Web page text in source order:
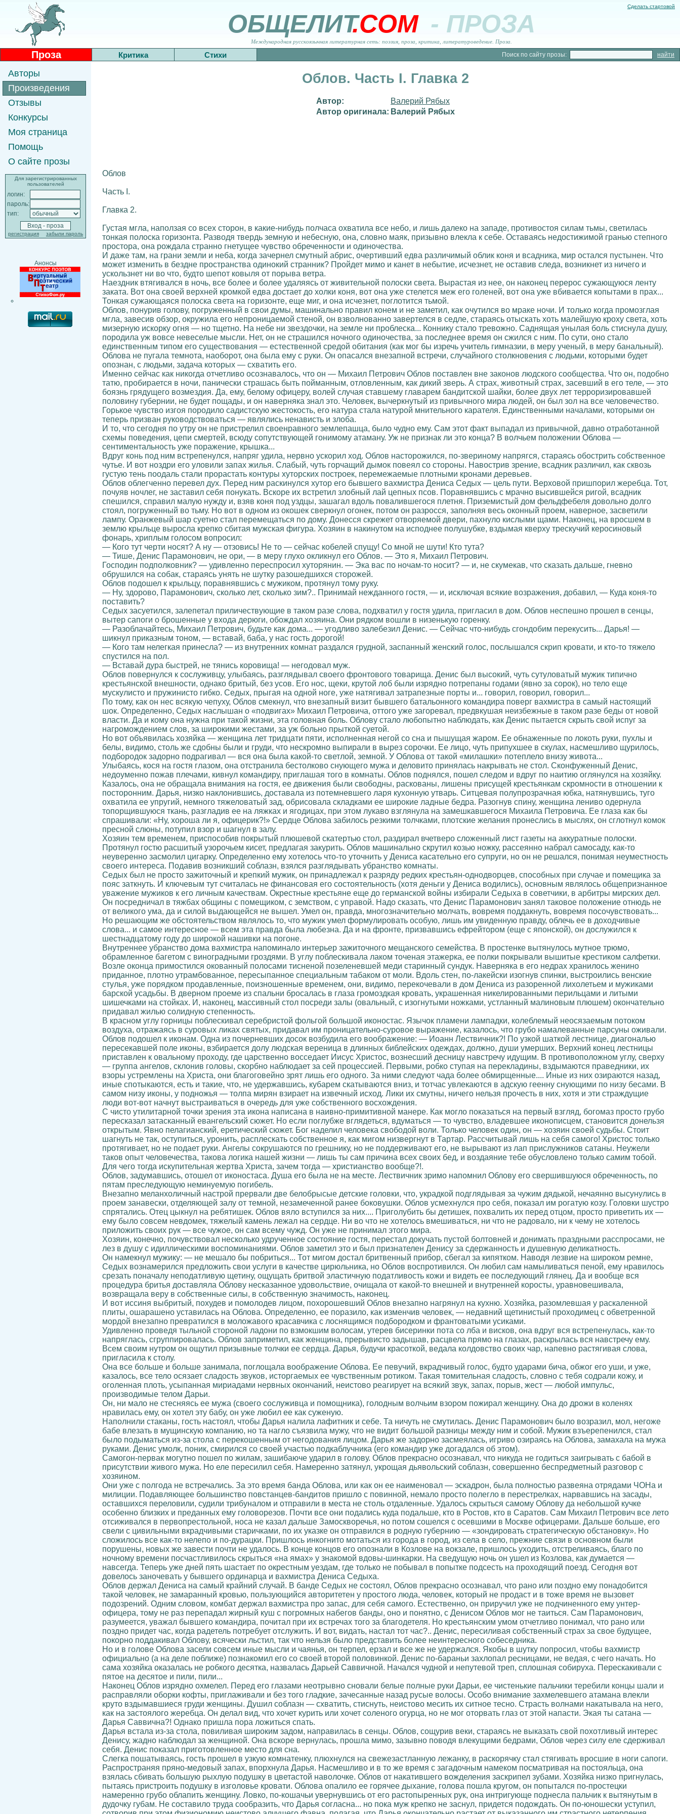
Сделать стартовой
ОБЩЕЛИТ.COM - ПРОЗА
Международная русскоязычная литературная сеть: поэзия, проза, критика, литературоведение. Проза.
Проза Критика Стихи Поиск по сайту прозы:
Авторы
Произведения
Отзывы
Конкурсы
Моя страница
Помощь
О сайте прозы
Для зарегистрированных
пользователей
логин:
пароль:
тип:
регистрация забыли пароль
Анонсы
Облов. Часть I. Главка 2
Автор:
Валерий Рябых
Автор оригинала: Валерий Рябых
Облов
Часть I.
Главка 2.
Густая мгла, наползая со всех сторон, в какие-нибудь полчаса охватила все небо, и лишь далеко на западе, противостоя силам тьмы, светилась
тонкая полоска горизонта. Разводя твердь земную и небесную, она, словно маяк, призывно влекла к себе. Оставаясь недостижимой гранью степного
простора, она рождала странно гнетущее чувство обреченности и одиночества.
И даже там, на грани земли и неба, когда зачернел смутный абрис, очертивший едва различимый облик коня и всадника, мир остался пустынен. Что
может изменить в бездне пространства одинокий странник? Пройдет мимо и канет в небытие, исчезнет, не оставив следа, возникнет из ничего и
ускользнет ни во что, будто шепот ковыля от порыва ветра.
Наездник втягивался в ночь, все более и более удаляясь от живительной полоски света. Вырастая из нее, он наконец перерос сужающуюся ленту
заката. Вот она своей верхней кромкой едва достает до холки коня, вот она уже стелется меж его голеней, вот она уже вбивается копытами в прах...
Тонкая сужающаяся полоска света на горизонте, еще миг, и она исчезнет, поглотится тьмой.
Облов, понурив голову, погруженный в свои думы, машинально правил конем и не заметил, как очутился во мраке ночи. И только когда промозглая
мгла, завесив обзор, окружила его непроницаемой стеной, он взволнованно завертелся в седле, стараясь отыскать хоть малейшую кроху света, хоть
мизерную искорку огня — но тщетно. На небе ни звездочки, на земле ни проблеска... Коннику стало тревожно. Саднящая унылая боль стиснула душу,
породила уж вовсе невеселые мысли. Нет, он не страшился ночного одиночества, за последнее время он сжился с ним. По сути, оно стало
единственным типом его существования — естественной средой обитания (как мог бы изречь учитель гимназии, в меру ученый, в меру банальный).
Облова не пугала темнота, наоборот, она была ему с руки. Он опасался внезапной встречи, случайного столкновения с людьми, которыми будет
опознан, с людьми, задача которых — схватить его.
Именно сейчас как никогда отчетливо осознавалось, что он — Михаил Петрович Облов поставлен вне законов людского сообщества. Что он, подобно
татю, пробирается в ночи, панически страшась быть пойманным, отловленным, как дикий зверь. А страх, животный страх, засевший в его теле, — это
боязнь грядущего возмездия. Да, ему, белому офицеру, волей случая ставшему главарем бандитской шайки, более двух лет терроризировавшей
половину губернии, не будет пощады, и он наверняка знал это. Человек, вычеркнутый из привычного мира людей, он был зол на все человечество.
Горькое чувство изгоя породило садистскую жестокость, его натура стала натурой мнительного карателя. Единственными началами, которыми он
теперь призван руководствоваться — являлись ненависть и злоба.
И то, что сегодня по утру он не пристрелил своенравного землепашца, было чудно ему. Сам этот факт выпадал из привычной, давно отработанной
схемы поведения, цепи смертей, всюду сопутствующей гонимому атаману. Уж не признак ли это конца? В волчьем положении Облова —
сентиментальность уже поражение, крышка...
Вдруг конь под ним встрепенулся, напряг удила, нервно ускорил ход. Облов насторожился, по-звериному напрягся, стараясь обострить собственное
чутье. И вот ноздри его уловили запах жилья. Слабый, чуть горчащий дымок повеял со стороны. Навострив зрение, всадник различил, как сквозь
густую тень поодаль стали прорастать контуры хуторских построек, перемежаемые плотными кронами деревьев.
Облов облегченно перевел дух. Перед ним раскинулся хутор его бывшего вахмистра Дениса Седых — цель пути. Верховой пришпорил жеребца. Тот,
почуяв ночлег, не заставил себя понукать. Вскоре их встретил злобный лай цепных псов. Поравнявшись с мрачно высившейся ригой, всадник
спешился, справил малую нужду и, взяв коня под уздцы, зашагал вдоль повалившегося плетня. Приземистый дом фельдфебеля довольно долго
стоял, погруженный во тьму. Но вот в одном из окошек сверкнул огонек, потом он разросся, заполняя весь оконный проем, наверное, засветили
лампу. Оранжевый шар суетно стал перемещаться по дому. Донесся скрежет отворяемой двери, пахнуло кислыми щами. Наконец, на вросшем в
землю крыльце выросла крепко сбитая мужская фигура. Хозяин в накинутом на исподнее полушубке, вздымая кверху трескучий керосиновый
фонарь, хриплым голосом вопросил:
— Кого тут черти носят? А ну — отзовись! Не то — сейчас кобелей спущу! Со мной не шути! Кто тута?
— Тише, Денис Парамонович, не ори, — в меру глухо окликнул его Облов. — Это я, Михаил Петрович.
Господин подполковник? — удивленно переспросил хуторянин. — Эка вас по ночам-то носит? — и, не скумекав, что сказать дальше, гневно
обрушился на собак, стараясь унять не шутку разошедшихся сторожей.
Облов подошел к крыльцу, поравнявшись с мужиком, протянул тому руку.
— Ну, здорово, Парамонович, сколько лет, сколько зим?.. Принимай нежданного гостя, — и, исключая всякие возражения, добавил, — Куда коня-то
поставить?
Седых засуетился, залепетал приличествующие в таком разе слова, подхватил у гостя удила, пригласил в дом. Облов неспешно прошел в сенцы,
вытер сапоги о брошенные у входа дерюги, обождал хозяина. Они рядком вошли в низенькую горенку.
— Разоблачайтесь, Михаил Петрович, будьте как дома... — угодливо залебезил Денис. — Сейчас что-нибудь сгондобим перекусить... Дарья! —
шикнул приказным тоном, — вставай, баба, у нас гость дорогой!
— Кого там нелегкая принесла? — из внутренних комнат раздался грудной, заспанный женский голос, послышался скрип кровати, и кто-то тяжело
спустился на пол.
— Вставай дура быстрей, не тянись коровища! — негодовал муж.
Облов повернулся к сослуживцу, улыбаясь, разглядывал своего фронтового товарища. Денис был высокий, чуть сутуловатый мужик типично
крестьянской внешности, однако бритый, без усов. Его нос, щеки, крутой лоб были изрядно потрепаны годами (явно за сорок), но тело еще
мускулисто и пружинисто гибко. Седых, прыгая на одной ноге, уже натягивал затрапезные порты и... говорил, говорил, говорил...
По тому, как он нес всякую чепуху, Облов смекнул, что внезапный визит бывшего батальонного командира поверг вахмистра в самый настоящий
шок. Определенно, Седых наслышан о «подвигах» Михаил Петровича, оттого уже загоревал, предвкушая неизбежные в таком разе беды от новой
власти. Да и кому она нужна при такой жизни, эта головная боль. Облову стало любопытно наблюдать, как Денис пытается скрыть свой испуг за
нагромождением слов, за широкими жестами, за уж больно прыткой суетой.
Но вот объявилась хозяйка — женщина лет тридцати пяти, исполненная негой со сна и пышущая жаром. Ее обнаженные по локоть руки, пухлы и
белы, видимо, столь же сдобны были и груди, что нескромно выпирали в вырез сорочки. Ее лицо, чуть припухшее в скулах, насмешливо щурилось,
подбородок задорно подрагивал — вся она была какой-то светлой, земной. У Облова от такой «милашки» потеплело внизу живота...
Улыбаясь, кося на гостя глазом, она отстранила бестолково снующего мужа и деловито принялась накрывать не стол. Сконфуженный Денис,
недоуменно пожав плечами, кивнул командиру, приглашая того в комнаты. Облов поднялся, пошел следом и вдруг по наитию оглянулся на хозяйку.
Казалось, она не обращала внимания на гостя, ее движения были свободны, раскованы, лишены присущей крестьянкам скромности в отношении к
посторонним. Дарья, низко наклонившись, доставала из потемневшего ларя кухонную утварь. Ситцевая полупрозрачная юбка, натянувшись, туго
охватила ее упругий, немного тяжеловатый зад, обрисовала складками ее широкие ладные бедра. Разогнув спину, женщина лениво одернула
топорщившуюся ткань, разгладив ее на ляжках и ягодицах, при этом лукаво взглянула на замешкавшегося Михаила Петровича. Ее глаза как бы
спрашивали: «Ну, хороша ли я, офицерик?!» Сердце Облова забилось резкими толчками, плотские желания пронеслись в мыслях, он сглотнул комок
пресной слюны, потупил взор и шагнул в залу.
Хозяин тем временем, приспособив покрытый плюшевой скатертью стол, раздирал вчетверо сложенный лист газеты на аккуратные полоски.
Протянул гостю расшитый узорочьем кисет, предлагая закурить. Облов машинально скрутил козью ножку, рассеянно набрал самосаду, как-то
неуверенно засмолил цигарку. Определенно ему хотелось что-то уточнить у Дениса касательно его супруги, но он не решался, понимая неуместность
своего интереса. Подавив возникший соблазн, взялся разглядывать убранство комнаты.
Седых был не просто зажиточный и крепкий мужик, он принадлежал к разряду редких крестьян-однодворцев, способных при случае и помещика за
пояс заткнуть. И ключевым тут считалась не финансовая его состоятельность (хотя деньги у Дениса водились), основным являлось общепризнанное
уважение мужиков к его личным качествам. Окрестные крестьяне еще до германской войны избирали Седыха в советчики, в арбитры мирских дел.
Он посредничал в тяжбах общины с помещиком, с земством, с управой. Надо сказать, что Денис Парамонович занял таковое положение отнюдь не
от великого ума, да и силой выдающейся не вышел. Умел он, правда, многозначительно молчать, вовремя поддакнуть, вовремя посочувствовать...
Но решающим же обстоятельством являлось то, что мужик умел формулировать особую, лишь им увиденную правду, облечь ее в доходчивые
слова... и самое интересное — всем эта правда была любезна. Да и на фронте, призвавшись ефрейтором (еще с японской), он дослужился к
шестнадцатому году до широкой нашивки на погоне.
Внутреннее убранство дома вахмистра напоминало интерьер зажиточного мещанского семейства. В простенке вытянулось мутное трюмо,
обрамленное багетом с виноградными гроздями. В углу поблескивала лаком точеная этажерка, ее полки покрывали вышитые крестиком салфетки.
Возле оконца примостился окованный полосами тисненой позеленевшей меди старинный сундук. Наверняка в его недрах хранилось женино
приданное, плотно утрамбованное, пересыпанное специальным табаком от моли. Вдоль стен, по-лакейски изогнув спинки, выстроились венские
стулья, уже порядком продавленные, поизношенные временем, они, видимо, перекочевали в дом Дениса из разоренной лихолетьем и мужиками
барской усадьбы. В дверном проеме из спальни бросалась в глаза громоздкая кровать, украшенная никелированными перильцами и литыми
шишечками на стойках. И, наконец, массивный стол посреди залы (овальный, с изогнутыми ножками, устланный малиновым плюшем) окончательно
придавал жилью солидную степенность.
В красном углу горницы поблескивал серебристой фольгой большой иконостас. Язычок пламени лампадки, колеблемый неосязаемым потоком
воздуха, отражаясь в суровых ликах святых, придавал им проницательно-суровое выражение, казалось, что грубо намалеванные парсуны оживали.
Облов подошел к иконам. Одна из почерневших досок возбудила его воображение: — Иоанн Лествичник?! По узкой шаткой лестнице, диагональю
пересекавшей поле иконы, взбирается долу людская вереница в длинных библейских одеждах, должно, души умерших. Верхний конец лестницы
приставлен к овальному проходу, где царственно восседает Иисус Христос, вознесший десницу навстречу идущим. В противоположном углу, сверху
— группа ангелов, склонив головы, скорбно наблюдает за сей процессией. Первыми, робко ступая на перекладины, вздымаются праведники, их
взоры устремлены на Христа, они благоговейно зрят лишь его одного. За ними следуют чада более обмирщенные.... Иные из них озираются назад,
иные спотыкаются, есть и такие, что, не удержавшись, кубарем скатываются вниз, и тотчас увлекаются в адскую геенну снующими по низу бесами. В
самом низу иконы, у подножья — толпа мирян взирает на извечный исход. Лики их смутны, ничего нельзя прочесть в них, хотя и эти страждущие
люди вот-вот начнут выстраиваться в очередь для уже собственного восхождения.
С чисто утилитарной точки зрения эта икона написана в наивно-примитивной манере. Как могло показаться на первый взгляд, богомаз просто грубо
пересказал затасканный евангельский сюжет. Но если поглубже вглядеться, вдуматься — то чувство, владевшее иконописцем, становится донельзя
открытым. Явно пелагианский, еретический сюжет. Бог наделил человека свободой воли. Только человек один, он — хозяин своей судьбы. Стоит
шагнуть не так, оступиться, уронить, расплескать собственное я, как мигом низвергнут в Тартар. Рассчитывай лишь на себя самого! Христос только
протягивает, но не подает руки. Ангелы сокрушаются по грешнику, но не поддерживают его, не вырывают из лап прислужников сатаны. Неужели
таков опыт человечества, такова логика нашей жизни — лишь ты сам причина всех своих бед, и воздаяние тебе обусловлено только самим тобой.
Для чего тогда искупительная жертва Христа, зачем тогда — христианство вообще?!.
Облов, задумавшись, отошел от иконостаса. Душа его была не на месте. Лествичник зримо напомнил Облову его свершившуюся обреченность, по
пятам преследующую неминуемую погибель.
Внезапно меланхоличный настрой прервали две белобрысые детские головки, что, украдкой подглядывая за чужим дядькой, нечаянно высунулись в
проем занавески, отделяющей залу от темной, незамеченной ранее боковушки. Облов усмехнулся про себя, показал им рогатую козу. Головки шустро
спрятались. Отец цыкнул на ребятишек. Облов вяло вступился за них.... Приголубить бы детишек, похвалить их перед отцом, просто приветить их —
ему было совсем невдомек, тяжелый камень лежал на сердце. Ни во что не хотелось вмешиваться, ни что не радовало, ни к чему не хотелось
приложить своих рук — все чужое, он сам всему чужд. Он уже не принимал этого мира.
Хозяин, конечно, почувствовал несколько удрученное состояние гостя, перестал докучать пустой болтовней и донимать праздными расспросами, не
лез в душу с идиллическими воспоминаниями. Облов заметил это и был признателен Денису за сдержанность и душевную деликатность.
Он намекнул мужику: — не мешало бы побриться... Тот мигом достал бритвенный прибор, сбегал за кипятком. Наводя лезвие на широком ремне,
Седых вознамерился предложить свои услуги в качестве цирюльника, но Облов воспротивился. Он любил сам намыливаться пеной, ему нравилось
срезать поначалу неподатливую щетину, ощущать бритвой эластичную податливость кожи и видеть ее последующий глянец. Да и вообще вся
процедура бритья доставляла Облову несказанное удовольствие, очищала от какой-то внешней и внутренней коросты, уравновешивала,
возвращала веру в собственные силы, в собственную значимость, наконец.
И вот иссиня выбритый, похудев и помолодев лицом, похорошевший Облов внезапно нагрянул на кухню. Хозяйка, разомлевшая у раскаленной
плиты, ошарашено уставилась на Облова. Определенно, ее поразило, как изменчив человек, — недавний щетинистый проходимец с обветренной
мордой внезапно превратился в моложавого красавчика с лоснящимся подбородком и франтоватыми усиками.
Удивленно проведя тыльной стороной ладони по взмокшим волосам, утерев бисеринки пота со лба и висков, она вдруг вся встрепенулась, как-то
напряглась, сгруппировалась. Облов заприметил, как женщина, прерывисто задышав, расцвела прямо на глазах, раскрылась вся навстречу ему.
Всем своим нутром он ощутил призывные толчки ее сердца. Дарья, будучи красоткой, ведала колдовство своих чар, напевно растягивая слова,
пригласила к столу.
Она все больше и больше занимала, поглощала воображение Облова. Ее певучий, вкрадчивый голос, будто ударами бича, обжог его уши, и уже,
казалось, все тело осязает сладость звуков, исторгаемых ее чувственным ротиком. Такая томительная сладость, словно с тебя содрали кожу, и
оголенная плоть, усыпанная мириадами нервных окончаний, неистово реагирует на всякий звук, запах, порыв, жест — любой импульс,
производимые телом Дарьи.
Он, ни мало не стесняясь ее мужа (своего сослуживца и помощника), голодным волчьим взором пожирал женщину. Она до дрожи в коленях
нравилась ему, он хотел эту бабу, он уже любил ее как суженую.
Наполнили стаканы, гость настоял, чтобы Дарья налила лафитник и себе. Та ничуть не смутилась. Денис Парамонович было возразил, мол, негоже
бабе влезать в мущинскую компанию, но та нагло съязвила мужу, что не видит большой разницы между ним и собой. Мужик взъерепенился, стал
было подыматься из-за стола с перекошенным от негодования лицом. Дарья же задорно засмеялась, игриво озираясь на Облова, замахала на мужа
руками. Денис умолк, поник, смирился со своей участью подкаблучника (его командир уже догадался об этом).
Самогон-первак могутно пошел по жилам, зашибаюче ударил в голову. Облов прекрасно осознавал, что никуда не годиться заигрывать с бабой в
присутствии живого мужа. Но еле пересилил себя. Намеренно затянул, укрощая дьявольский соблазн, совершенно беспредметный разговор с
хозяином.
Они уже с полгода не встречались. За это время банда Облова, или как он ее наименовал — эскадрон, была полностью развеяна отрядами ЧОНа и
милиции. Подавляющее большинство повстанцев-бандитов пришло с повинной, немало просто полегло в перестрелках, нарвавшись на засады,
оставшихся переловили, судили трибуналом и отправили в места не столь отдаленные. Удалось скрыться самому Облову да небольшой кучке
особенно близких и преданных ему головорезов. Почти все они подались куда подальше, кто в Ростов, кто в Саратов. Сам Михаил Петрович все лето
отсиживался в первопрестольной, носа не казал дальше Замоскворечья, но потом сошелся с осевшими в Москве офицерами. Дальше больше, его
свели с цивильными вкрадчивыми старичками, по их указке он отправился в родную губернию — «зондировать стратегическую обстановку». Но
сложилось все как-то нелепо и по-дурацки. Пришлось инкогнито мотаться из города в город, из села в село, прежние связи в основном были
порушены, новых же завести почти не удалось. В конце концов его опознали в Козлове на вокзале, пришлось уходить, отстреливаясь, благо по
ночному времени посчастливилось скрыться «на ямах» у знакомой вдовы-шинкарки. На сведущую ночь он ушел из Козлова, как думается —
навсегда. Теперь уже дней пять шастает по окрестным уездам, где только не побывал в попытке подсесть на проходящий поезд. Сегодня вот
довелось заночевать у бывшего ординарца и вахмистра Дениса Седыха.
Облов держал Дениса на самый крайний случай. В банде Седых не состоял, Облов прекрасно осознавал, что рано или поздно ему понадобится
такой человек, не замаранный кровью, пользующийся авторитетен у простого люда, человек, который не продаст и в тоже время не вызовет
подозрений. Одним словом, комбат держал вахмистра про запас, для себя самого. Естественно, он приручил уже не подчиненного ему унтер-
офицера, тому не раз перепадал жирный куш с погромных набегов банды, оно и понятно, с Денисом Облов мог не таиться. Сам Парамонович,
разумеется, уважал бывшего командира, почитал при их встречах того за благодетеля. Но крестьянским умом отчетливо понимал, что рано или
поздно придет час, когда радетель потребует отслужить. И вот, видать, настал тот час?.. Денис, пересиливая собственный страх за свое будущее,
покорно поддакивал Облову, всячески льстил, так что нельзя было представить более неинтересного собеседника.
Но и в голове Облова засели совсем иные мысли и чаянья, он терпел, ерзал и все же не удержался. Якобы в шутку попросил, чтобы вахмистр
официально (а на деле поближе) познакомил его со своей второй половинкой. Денис по-бараньи захлопал ресницами, не ведая, с чего начать. Но
сама хозяйка оказалась не робкого десятка, назвалась Дарьей Саввичной. Начался чудной и непутевой треп, сплошная собируха. Перескакивали с
пятое на десятое и пили, пили...
Наконец Облов изрядно охмелел. Перед его глазами неотрывно сновали белые полные руки Дарьи, ее чистенькие пальчики теребили концы шали и
расправляли оборки кофты, приглаживали и без того гладкие, зачесанные назад русые волосы. Особо внимание захмелевшего атамана влекли
круто вздымавшиеся груди женщины. Душил соблазн — схватить, стиснуть, неистово месить их ситное тесно. Страсть волнами накатывала на него,
как на застоялого жеребца. Он делал вид, что хочет курить или хочет соленого огурца, но не мог оторвать глаз от этой напасти. Экая ты сатана —
Дарья Саввична?! Однако пришла пора ложиться спать.
Дарья встала из-за стола, повиливая широким задом, направилась в сенцы. Облов, сощурив веки, стараясь не выказать свой похотливый интерес
Денису, жадно наблюдал за женщиной. Она вскоре вернулась, прошла мимо, зазывно поводя влекущими бедрами, Облов через силу еле сдерживал
себя. Денис показал приготовленное место для сна.
Слегка пошатываясь, гость прошел в узкую комнатенку, плюхнулся на свежезастланную лежанку, в раскорячку стал стягивать вросшие в ноги сапоги.
Распространяя пряно-медовый запах, впорхнула Дарья. Насмешливо и в то же время с загадочным намеком посматривая на постояльца, она
взялась сбивать большую рыхлую подушку в цветастой наволочке. Облов от накатившего вожделения заскрипел зубами. Хозяйка низко пригнулась,
пытаясь пристроить подушку в изголовье кровати. Облова опалило ее горячее дыхание, голова пошла кругом, он попытался по-простецки
намеренно грубо облапить женщину. Ловко, по-кошачьи увернувшись от его растопыренных рук, она интригующе поднесла пальчик к вытянутым в
дудочку губам. Не составило труда сообразить, что Дарья согласна... но пока муж крепко не заснул, придется подождать. Он по-юношески уступил,